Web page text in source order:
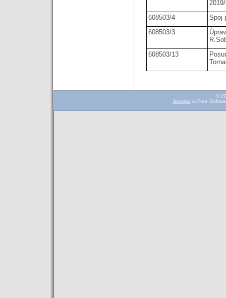
608503/4
Spoj
608503/3
608503/13
©
Joomla! is Free